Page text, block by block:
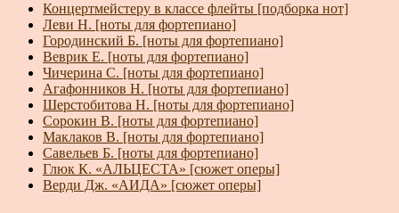
Концертмейстеру в классе флейты [подборка нот]
Леви Н. [ноты для фортепиано]
Городинский Б. [ноты для фортепиано]
Веврик Е. [ноты для фортепиано]
Чичерина С. [ноты для фортепиано]
Агафонников Н. [ноты для фортепиано]
Шерстобитова Н. [ноты для фортепиано]
Сорокин В. [ноты для фортепиано]
Маклаков В. [ноты для фортепиано]
Савельев Б. [ноты для фортепиано]
Глюк К. «АЛЬЦЕСТА» [сюжет оперы]
Верди Дж. «АИДА» [сюжет оперы]